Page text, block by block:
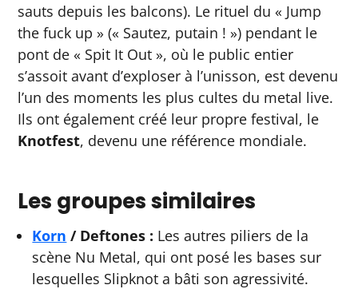
sauts depuis les balcons). Le rituel du « Jump
the fuck up » (« Sautez, putain ! ») pendant le
pont de « Spit It Out », où le public entier
s’assoit avant d’exploser à l’unisson, est devenu
l’un des moments les plus cultes du metal live.
Ils ont également créé leur propre festival, le
Knotfest, devenu une référence mondiale.
Les groupes similaires
Korn / Deftones : Les autres piliers de la
scène Nu Metal, qui ont posé les bases sur
lesquelles Slipknot a bâti son agressivité.